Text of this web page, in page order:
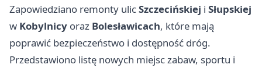
Zapowiedziano remonty ulicSzczecińskiej i Słupskiej
w Kobylnicy oraz Bolesławicach, które mają
poprawić bezpieczeństwo i dostępność dróg.
Przedstawiono listę nowych miejsc zabaw, sportu i